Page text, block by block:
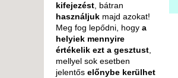
kifejezést , bátran
használjuk majd azokat!
Meg fog lepődni, hogy a
helyiek mennyire
értékelik ezt a gesztust
mellyel sok esetben
jelentős előnybe kerülhet